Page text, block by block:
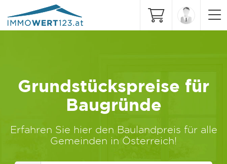
Grundstückspreise für
Baugründe
Erfahren Sie hier den Baulandpreis für alle
Gemeinden in Österreich!